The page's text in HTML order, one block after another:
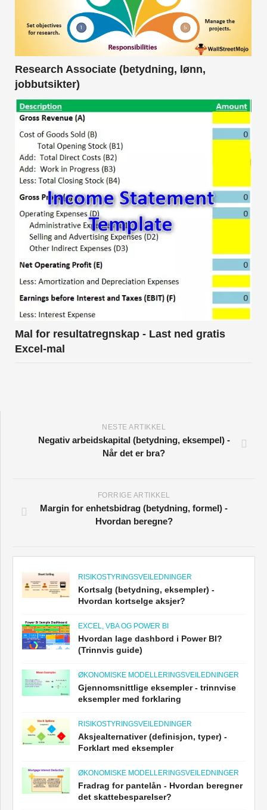
Research Associate (betydning, lønn,
jobbutsikter)
Mal for resultatregnskap - Last ned gratis
Excel-mal
NESTE ARTIKKEL
Negativ arbeidskapital (betydning, eksempel) -
Når det er bra?
FORRIGE ARTIKKEL
Margin for enhetsbidrag (betydning, formel) -
Hvordan beregne?
RISIKOSTYRINGSVEILEDNINGER
Kortsalg (betydning, eksempler) -
Hvordan kortselge aksjer?
EXCEL, VBA OG POWER BI
Hvordan lage dashbord i Power BI?
(Trinnvis guide)
ØKONOMISKE MODELLERINGSVEILEDNINGER
Gjennomsnittlige eksempler - trinnvise
eksempler med forklaring
RISIKOSTYRINGSVEILEDNINGER
Aksjealternativer (definisjon, typer) -
Forklart med eksempler
ØKONOMISKE MODELLERINGSVEILEDNINGER
Fradrag for pantelån - Hvordan beregner
det skattebesparelser?